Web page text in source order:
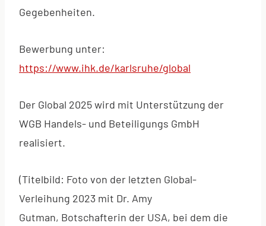
Gegebenheiten.
Bewerbung unter:
https://www.ihk.de/karlsruhe/global
Der Global 2025 wird mit Unterstützung der
WGB Handels- und Beteiligungs GmbH
realisiert.
(Titelbild: Foto von der letzten Global-
Verleihung 2023 mit Dr. Amy
Gutman, Botschafterin der USA, bei dem die